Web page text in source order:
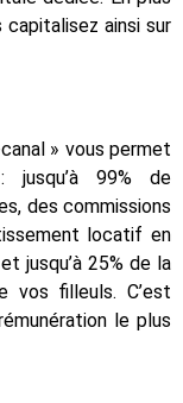
capitalisez ainsi sur
» vous permet
jusqu’à 99% de
des commissions
locatif en
jusqu’à 25% de la
vos filleuls. C’est
le plus